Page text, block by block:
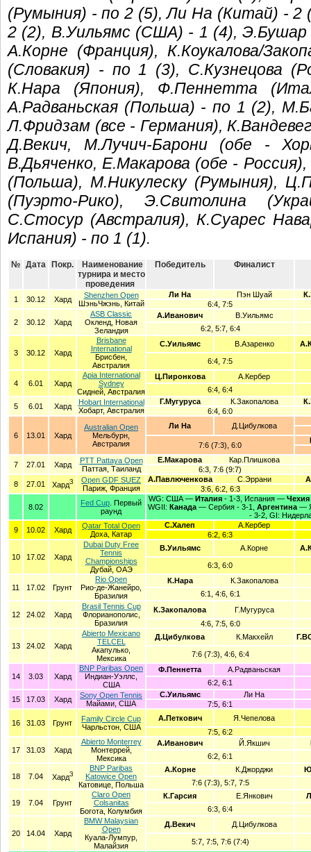
(Румыния) - по 2 (5), Ли На (Китай) - 2
2 (2), В.Уильямс (США) - 1 (4), Э.Бушар
А.Корне (Франция), К.Коукалова/
(Словакия) - по 1 (3), С.Кузнецова
К.Нара (Япония), Ф.Пеннетта
А.Радваньская (Польша) - по 1 (2),
Л.Фридзам (все - Германия),
Д.Векич, М.Лучич-Барони (обе -
В.Дьяченко, Е.Макарова (обе -
(Польша), М.Никулеску (Румыния),
(Пуэрто-Рико), Э.Свитолина
С.Стосур (Австралия), К.Суарес
Испания) - по 1 (1).
№ Дата Покр.
Наименование
турнира и место
проведения
Победитель Финалист
1 30.12 Хард
Shenzhen Open
ШэньЧжэнь, Китай
Ли На Пэн Шуай
6:4, 7:5
2 30.12 Хард
ASB Classic
Окленд, Новая
Зеландия
А.Иванович
В.Уильямс
6:2, 5:7, 6:4
3 30.12 Хард
Brisbane
International
Брисбен,
Австралия
С.Уильямс В.Азаренко
6:4, 7:5
4 6.01 Хард
Apia International
Sydney
Сидней, Австралия
Ц.Пиронкова А.Кербер
6:4, 6:4
5
6.01 Хард
Hobart International
Хобарт, Австралия
Г.Мугуруса К.Закопалова
6:4, 6:0
6 13.01 Хард
Australian Open
Мельбурн,
Австралия
Ли На Д.Цибулкова
7:6 (7:3), 6:0
7 27.01 Хард
PTT Pattaya Open
Паттая, Таиланд
Е.Макарова
Кар.Плишкова
6:3, 7:6 (9:7)
8
27.01 ХардЗ
Open GDF SUEZ
Париж, Франция
А.Павлюченкова С.Эррани
3:6, 6:2, 6:3
8.02 Fed Cup . Первый
раунд
WG: США — Италия - 1-3, Испания — Чехия
WGII: Канада— Сербия - 3-1, Аргентина—
- 3-2, GI:
9
10.02 Хард
Qatar Total Open
Доха, Катар
С.Халеп
А.Кербер
6:2, 6:3
10 17.02 Хард
Dubai Duty Free
Tennis
Championships
Дубай, ОАЭ
В.Уильямс А.Корне
6:3, 6:0
11 17.02 Грунт
Rio Open
Рио-де-Жанейро,
Бразилия
К.Нара
К.Закопалова
6:1, 4:6, 6:1
12 24.02 Хард
Brasil Tennis Cup
Флорианополис,
Бразилия
К.Закопалова
Г.Мугуруса
4:6, 7:5, 6:0
13 24.02 Хард
Abierto Mexicano
TELCEL
Акапулько,
Мексика
Д.Цибулкова К.Макхейл
7:6 (7:3), 4:6, 6:4
14 3.03 Хард
BNP Paribas Open
Индиан-Уэллс,
США
Ф.Пеннетта
А.Радваньская
6:2, 6:1
15
17.03 Хард
Sony Open Tennis
Майами, США
С.Уильямс
Ли На
7:5, 6:1
16 31.03 Грунт
Family Circle Cup
Чарльстон, США
А.Петкович
Я.Чепелова
7:5, 6:2
17 31.03 Хард
Abierto Monterrey
Монтеррей,
Мексика
А.Иванович Й.Якшич
6:2, 6:1
18 7.04 ХардЗ
BNP Paribas
Katowice Open
Катовице, Польша
А.Корне К.Джорджи
7:6 (7:3), 5:7, 7:5
19 7.04 Грунт
Claro Open
Colsanitas
Богота, Колумбия
К.Гарсия Е.Янкович
6:3, 6:4
20 14.04 Хард
BMW Malaysian
Open
Куала-Лумпур,
Малайзия
Д.Векич Д.Цибулкова
5:7, 7:5, 7:6 (7:4)